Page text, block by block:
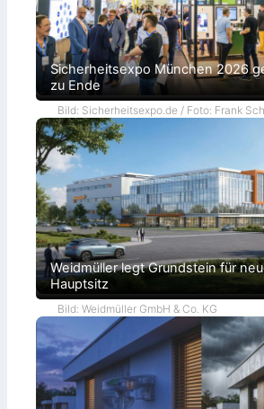
Sicherheitsexpo München 2026
zu Ende
Bild: Sicherheitsexpo.de / Foto: Frank
Weidmüller legt Grundstein für
Hauptsitz
Bild: Weidmüller GmbH & Co. KG